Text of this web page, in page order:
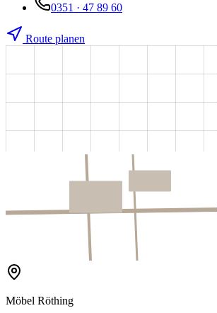
0351 · 47 89 60
Route planen
Möbel Röthing